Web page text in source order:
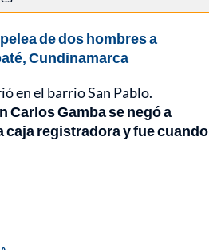
de dos hombres a
Cundinamarca
en el barrio San Pablo.
Carlos Gamba se negó a
caja registradora y fue cuando